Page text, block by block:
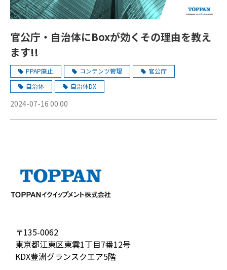
官公庁・自治体にBoxが効くその理由を教え
ます!!
PPAP廃止 コンテンツ管理
官公庁
自治体
自治体DX
2024-07-16 00:00
〒135-0062
東京都江東区東雲1丁目7番12号
KDX豊洲グランスクエア5階